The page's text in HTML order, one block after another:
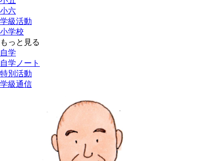
小六
学級活動
小学校
もっと見る
自学
自学ノート
特別活動
学級通信